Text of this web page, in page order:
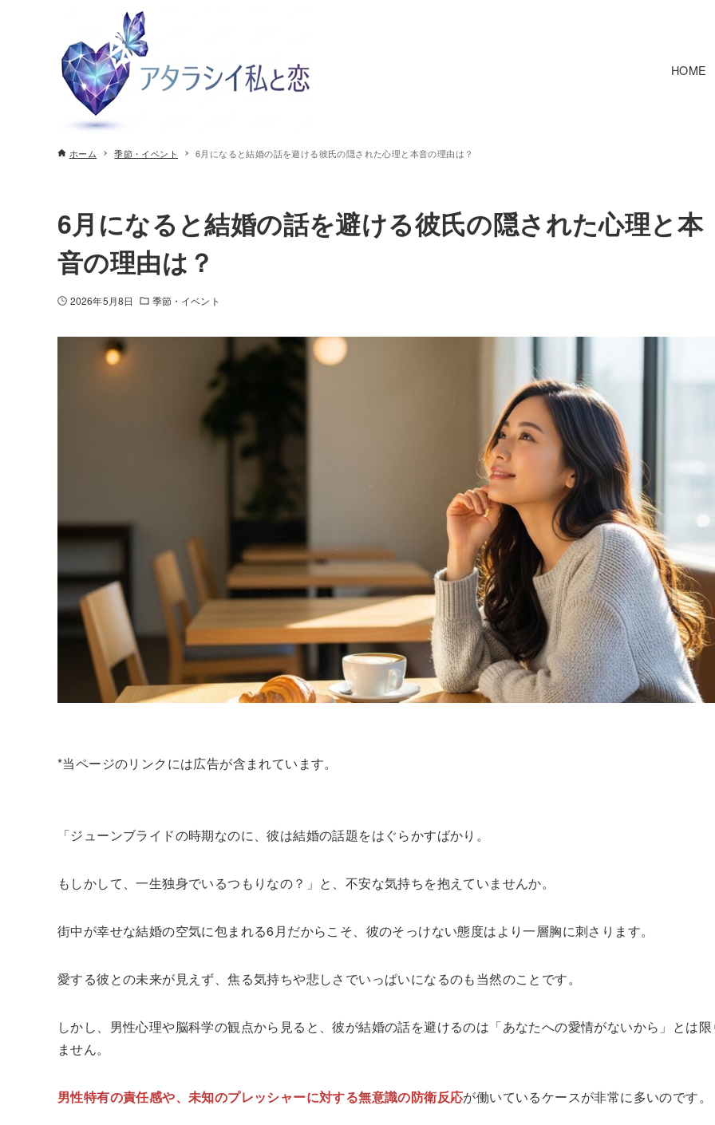
HOME
ホーム 季節・イベント 6月になると結婚の話を避ける彼氏の隠された心理と本音の理由は？
6月になると結婚の話を避ける彼氏の隠された心理と本
音の理由は？
2026年5月8日 季節・イベント
*当ページのリンクには広告が含まれています。
「ジューンブライドの時期なのに、彼は結婚の話題をはぐらかすばかり。
もしかして、一生独身でいるつもりなの？」と、不安な気持ちを抱えていませんか。
街中が幸せな結婚の空気に包まれる6月だからこそ、彼のそっけない態度はより一層胸に刺さります。
愛する彼との未来が見えず、焦る気持ちや悲しさでいっぱいになるのも当然のことです。
しかし、男性心理や脳科学の観点から見ると、彼が結婚の話を避けるのは「あなたへの愛情がないから」とは
ません。
男性特有の責任感や、未知のプレッシャーに対する無意識の防衛反応が働いているケースが非常に多いのです。